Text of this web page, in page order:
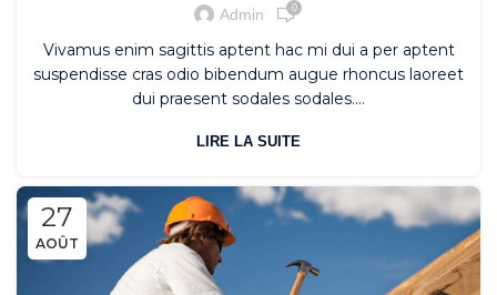
Admin 0
Vivamus enim sagittis aptent hac mi dui a per aptent
suspendisse cras odio bibendum augue rhoncus laoreet
dui praesent sodales sodales....
LIRE LA SUITE
27
AOÛT